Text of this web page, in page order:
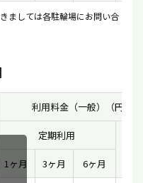
ましては各駐輪場にお問い合
利用料金（一般）（円）
定期利用
1ヶ月
3ヶ月 6ヶ月